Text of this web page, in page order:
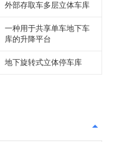
外部存取车多层立体车库
一种用于共享单车地下车
库的升降平台
地下旋转式立体停车库